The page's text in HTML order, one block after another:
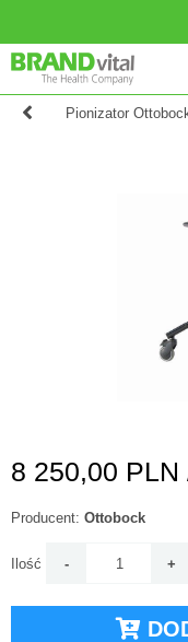
Pionizator
8 250,00 PLN
Producent: Ottobock
Ilość